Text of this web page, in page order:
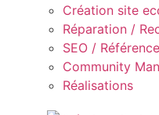
Création site
Réparation /
SEO /
Community
Réalisations